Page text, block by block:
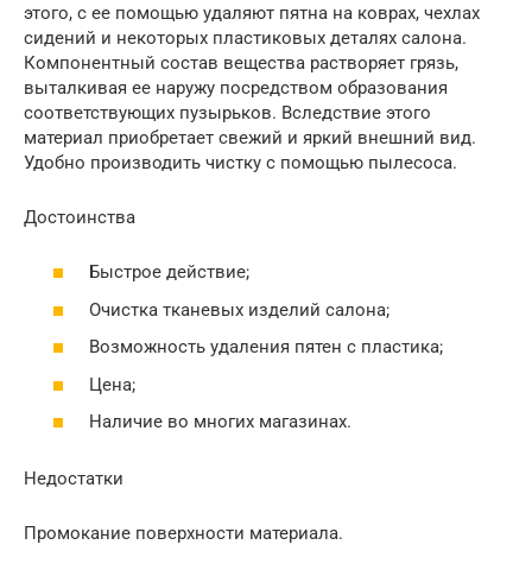
этого, с ее помощью удаляют пятна на коврах, чехлах
сидений и некоторых пластиковых деталях салона.
Компонентный состав вещества растворяет грязь,
выталкивая ее наружу посредством образования
соответствующих пузырьков. Вследствие этого
материал приобретает свежий и яркий внешний вид.
Удобно производить чистку с помощью пылесоса.
Достоинства
Быстрое действие;
Очистка тканевых изделий салона;
Возможность удаления пятен с пластика;
Цена;
Наличие во многих магазинах.
Недостатки
Промокание поверхности материала.